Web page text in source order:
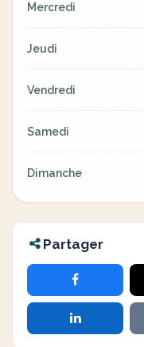
Mercredi
Jeudi
Vendredi
Samedi
Dimanche
Partager